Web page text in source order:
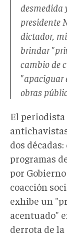
desmedida
presidente
dictador,
brindar
cambio de
"apaciguar
obras
El periodista
dos
programas
por
coacción
exhibe un
acentuado"
derrota de